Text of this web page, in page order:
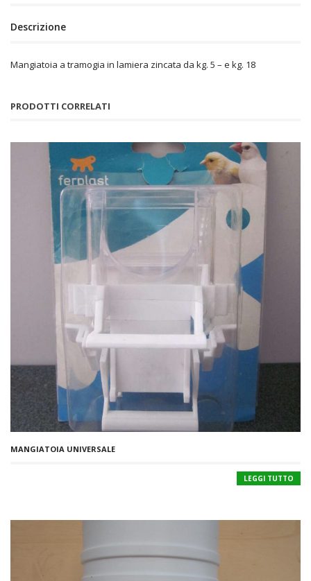
Descrizione
Mangiatoia a tramogia in lamiera zincata da kg. 5 – e kg. 18
PRODOTTI CORRELATI
MANGIATOIA UNIVERSALE
LEGGI TUTTO